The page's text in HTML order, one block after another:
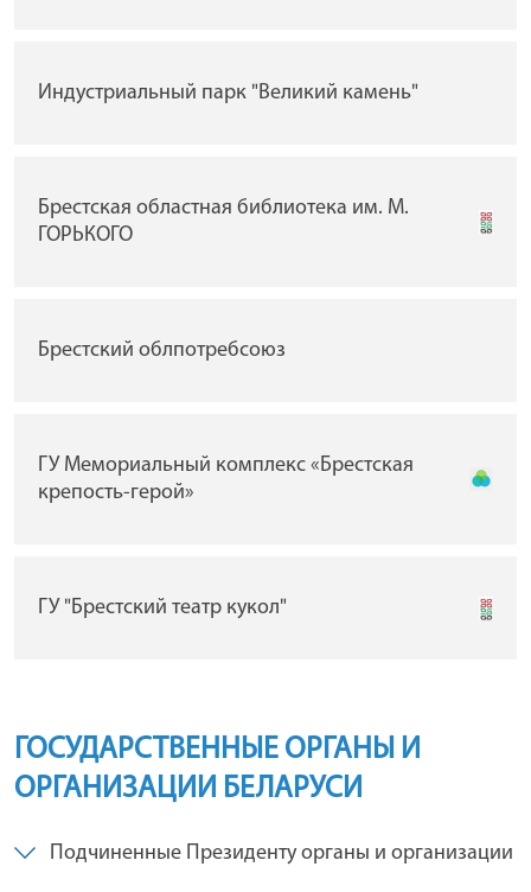
Индустриальный парк "Великий камень"
Брестская областная библиотека им. М.
ГОРЬКОГО
Брестский облпотребсоюз
ГУ Мемориальный комплекс «Брестская
крепость-герой»
ГУ "Брестский театр кукол"
ГОСУДАРСТВЕННЫЕ ОРГАНЫ И
ОРГАНИЗАЦИИ БЕЛАРУСИ
Подчиненные Президенту органы и организации